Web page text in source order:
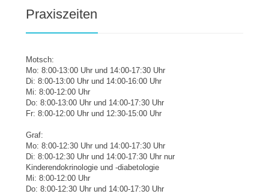
Praxiszeiten
Motsch:
Mo: 8:00-13:00 Uhr und 14:00-17:30 Uhr
Di: 8:00-13:00 Uhr und 14:00-16:00 Uhr
Mi: 8:00-12:00 Uhr
Do: 8:00-13:00 Uhr und 14:00-17:30 Uhr
Fr: 8:00-12:00 Uhr und 12:30-15:00 Uhr
Graf:
Mo: 8:00-12:30 Uhr und 14:00-17:30 Uhr
Di: 8:00-12:30 Uhr und 14:00-17:30 Uhr nur
Kinderendokrinologie und -diabetologie
Mi: 8:00-12:00 Uhr
Do: 8:00-12:30 Uhr und 14:00-17:30 Uhr